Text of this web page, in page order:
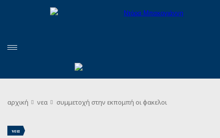
αρχική νεα συμμετοχή στην εκπομπή οι φακελοι
νεα